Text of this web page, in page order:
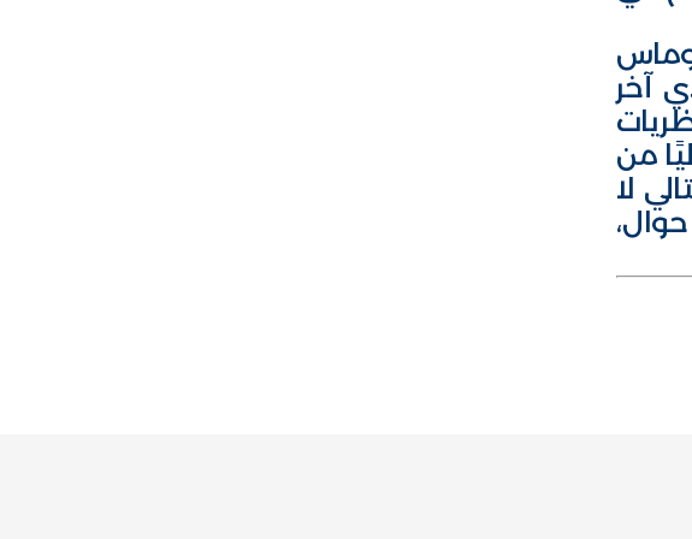
آخر
من
لا